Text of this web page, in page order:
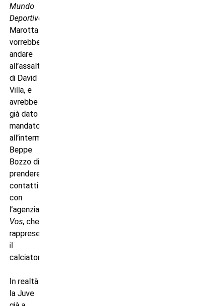
Mundo
Deportivo
Marotta
vorrebbe
andare
all’assalto
di David
Villa, e
avrebbe
già dato
mandato
all’intermediario
Beppe
Bozzo di
prendere
contatti
con
l’agenzia
Vos, che
rappresenta
il
calciatore.
In realtà
la Juve